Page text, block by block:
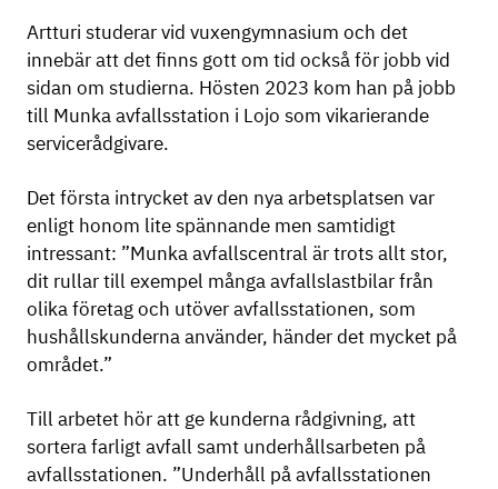
Artturi studerar vid vuxengymnasium och det
innebär att det finns gott om tid också för jobb vid
sidan om studierna. Hösten 2023 kom han på jobb
till Munka avfallsstation i Lojo som vikarierande
servicerådgivare.
Det första intrycket av den nya arbetsplatsen var
enligt honom lite spännande men samtidigt
intressant: ”Munka avfallscentral är trots allt stor,
dit rullar till exempel många avfallslastbilar från
olika företag och utöver avfallsstationen, som
hushållskunderna använder, händer det mycket på
området.”
Till arbetet hör att ge kunderna rådgivning, att
sortera farligt avfall samt underhållsarbeten på
avfallsstationen. ”Underhåll på avfallsstationen